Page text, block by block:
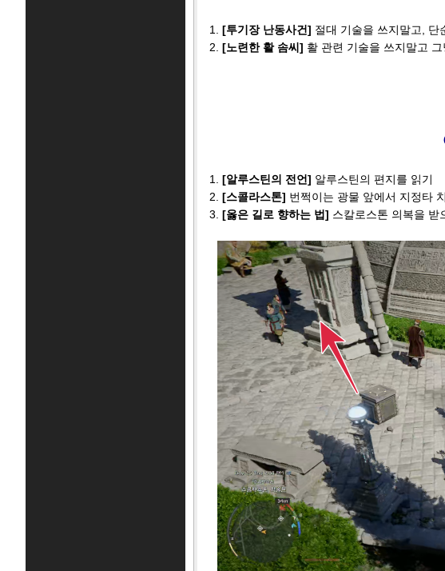
1. [투기장 난동사건] 절대 기술을 쓰지말고, 단
2. [노련한 활 솜씨] 활 관련 기술을 쓰지말고
1. [알루스틴의 전언] 알루스틴의 편지를 읽기
2. [스콜라스톤] 번쩍이는 광물 앞에서 지정타
3. [옳은 길로 향하는 법] 스칼로스톤 의복을 받